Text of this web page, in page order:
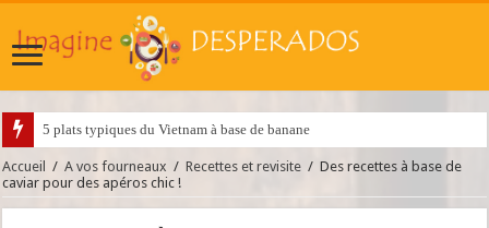
5 plats typiques du Vietnam à base de banane
Accueil / A vos fourneaux / Recettes et revisite / Des recettes à base de
caviar pour des apéros chic !